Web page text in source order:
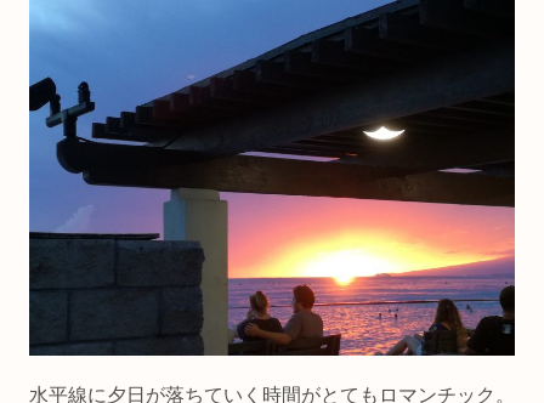
水平線に夕日が落ちていく時間がとてもロマンチック。